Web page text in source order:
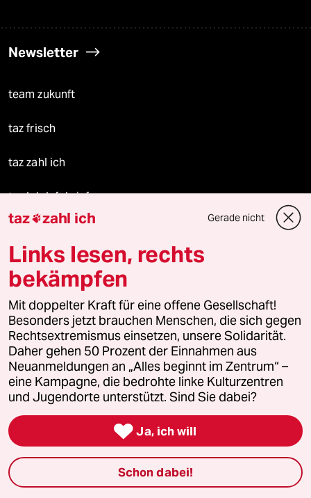
Newsletter
team zukunft
taz frisch
taz zahl ich
taz lab Infobrief
Veranstaltungen
Demnächst
Vor Ort
Live im Stream
Vergangene
taz lab 2027
taz zahl ich Gerade nicht
Links lesen, rechts
bekämpfen
Mit doppelter Kraft für eine offene Gesellschaft!
Besonders jetzt brauchen Menschen, die sich gegen
Rechtsextremismus einsetzen, unsere Solidarität.
Daher gehen 50 Prozent der Einnahmen aus
Neuanmeldungen an „Alles beginnt im Zentrum“ –
eine Kampagne, die bedrohte linke Kulturzentren
und Jugendorte unterstützt. Sind Sie dabei?
 Ja, ich will
Schon dabei!